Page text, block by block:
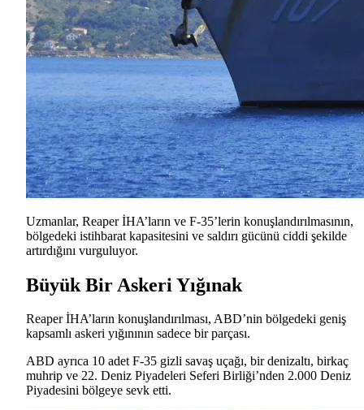
Uzmanlar, Reaper İHA’ların ve F-35’lerin konuşlandırılmasının,
bölgedeki istihbarat kapasitesini ve saldırı gücünü ciddi şekilde
artırdığını vurguluyor.
Büyük Bir Askeri Yığınak
Reaper İHA’ların konuşlandırılması, ABD’nin bölgedeki geniş
kapsamlı askeri yığınının sadece bir parçası.
ABD ayrıca 10 adet F-35 gizli savaş uçağı, bir denizaltı, birkaç
muhrip ve 22. Deniz Piyadeleri Seferi Birliği’nden 2.000 Deniz
Piyadesini bölgeye sevk etti.